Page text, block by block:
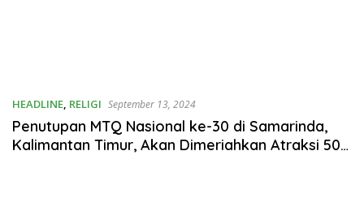
HEADLINE, RELIGI September 13, 2024
Penutupan MTQ Nasional ke-30 di Samarinda,
Kalimantan Timur, Akan Dimeriahkan Atraksi 500